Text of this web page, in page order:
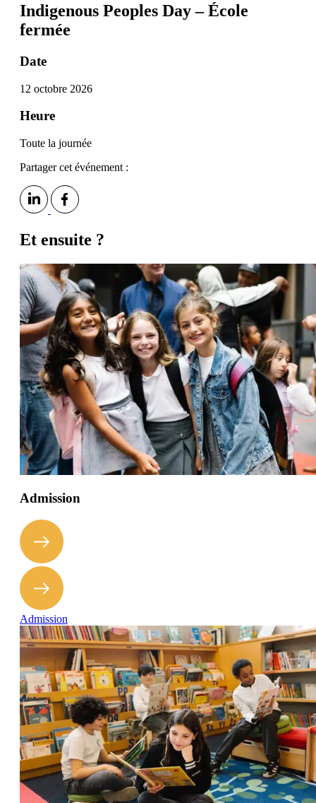
Indigenous Peoples Day – École
fermée
Date
12 octobre 2026
Heure
Toute la journée
Partager cet événement :
Et ensuite ?
Admission
Admission